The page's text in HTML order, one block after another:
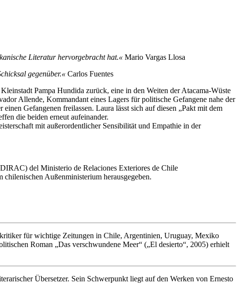
Literatur hervorgebracht hat.« Mario Vargas Llosa
gegenüber.« Carlos Fuentes
Pampa ­Hundida­ zurück, eine in den Weiten der Atacama-Wüste
Allende, Kommandant eines Lagers für politische Gefangene nahe der
Gefangenen freilassen. Laura lässt sich auf diesen „Pakt mit dem
die beiden erneut aufeinander.
mit außerordentlicher Sensibilität und Empathie in der
del Ministerio de Relaciones Exteriores de Chile
Außenministerium herausgegeben.
für wichtige Zeitungen in Chile, Argentinien, Uruguay, Mexiko
Roman „Das verschwundene Meer“ („El desierto“, 2005) erhielt
Übersetzer. Sein Schwerpunkt liegt auf den Werken von Ernesto